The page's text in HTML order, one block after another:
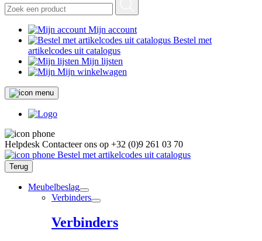
Mijn account
Bestel met
artikelcodes uit catalogus
Mijn lijsten
Mijn winkelwagen
Helpdesk Contacteer ons op +32 (0)9 261 03 70
Bestel met artikelcodes uit catalogus
Terug
Meubelbeslag
Verbinders
Verbinders